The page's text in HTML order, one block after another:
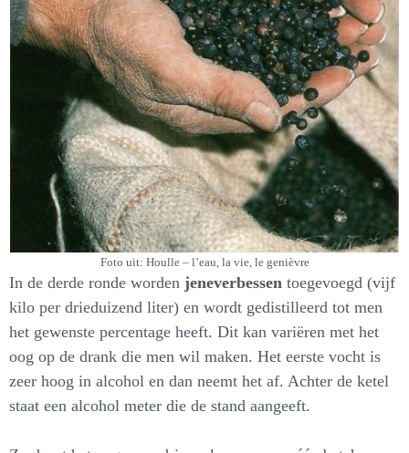
Foto uit: Houlle – l’eau, la vie, le genièvre
In de derde ronde worden jeneverbessen toegevoegd (vijf
kilo per drieduizend liter) en wordt gedistilleerd tot men
het gewenste percentage heeft. Dit kan variëren met het
oog op de drank die men wil maken. Het eerste vocht is
zeer hoog in alcohol en dan neemt het af. Achter de ketel
staat een alcohol meter die de stand aangeeft.